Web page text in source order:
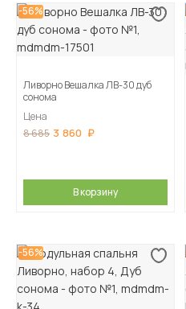
-56%
Ливорно Вешалка ЛВ-30 дуб
сонома
Цена
8 685 3 860
В корзину
-56%